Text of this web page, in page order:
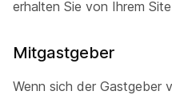
erhalten Sie von Ihrem
Mitgastgeber
Wenn sich der Gastgeber